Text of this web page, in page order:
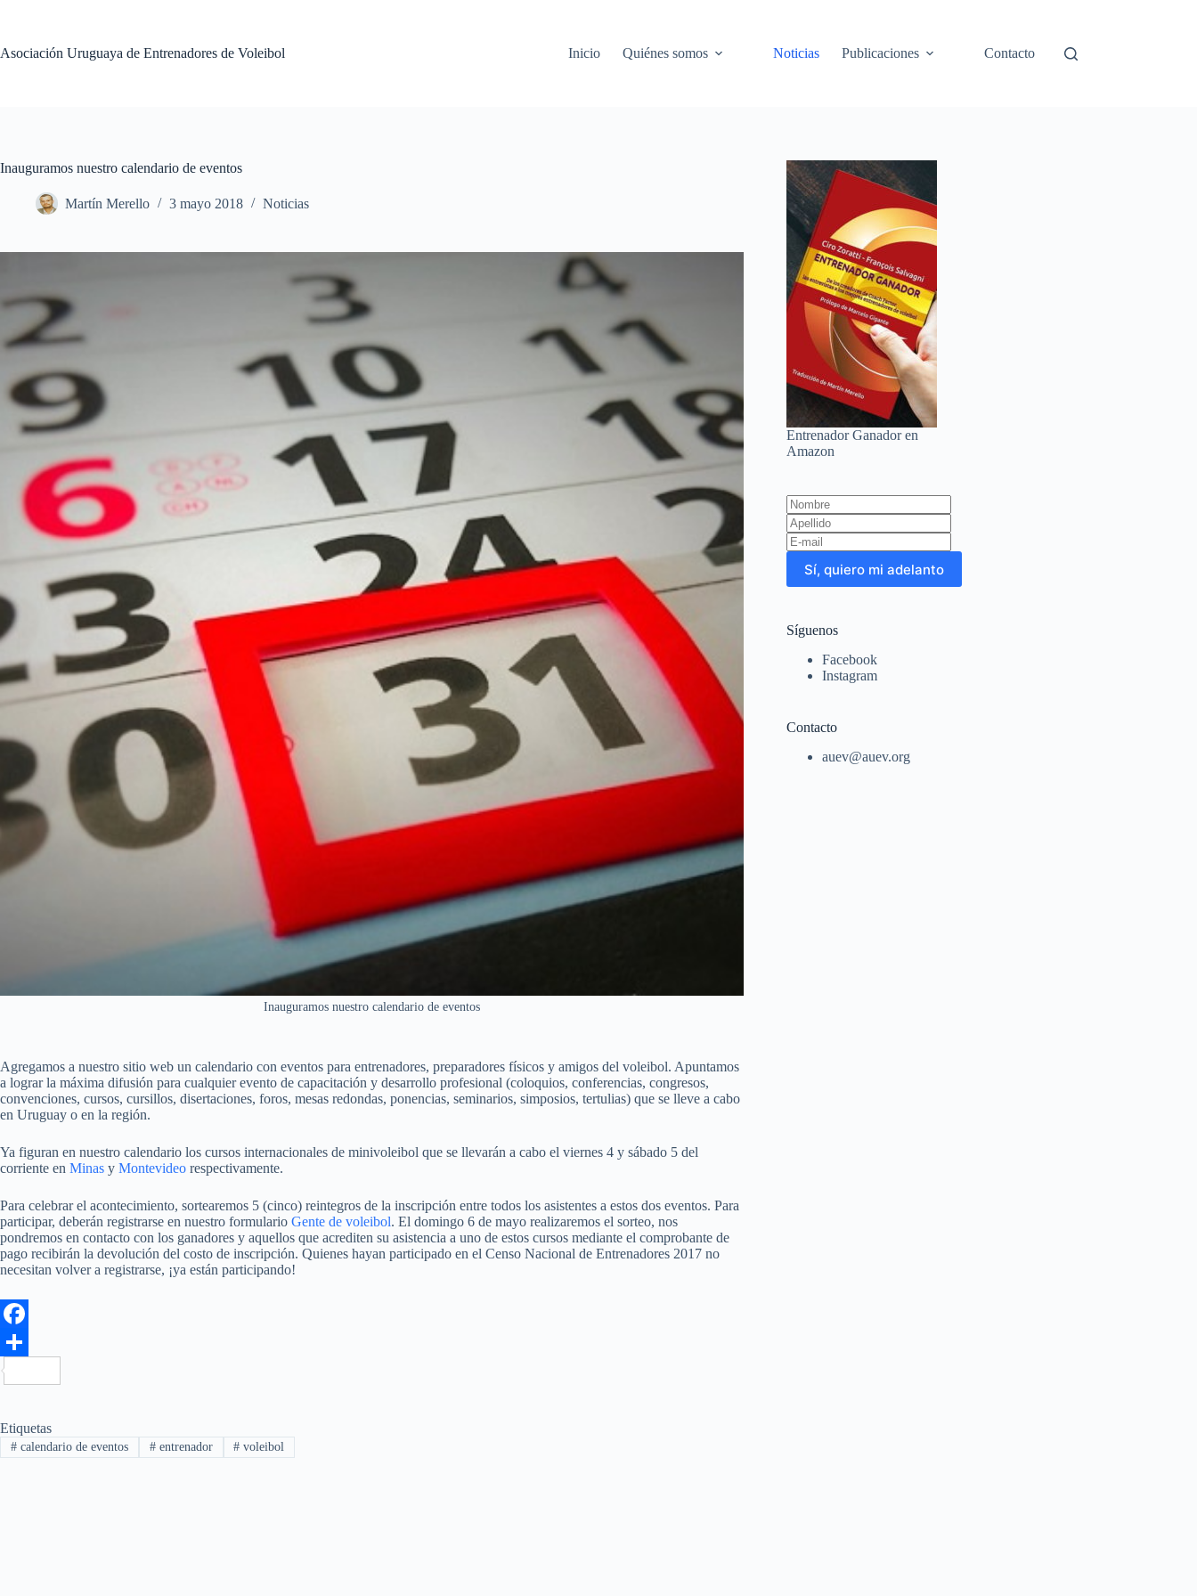
Asociación Uruguaya de Entrenadores de Voleibol
Inicio Quiénes somos Noticias Publicaciones Contacto
Inauguramos nuestro calendario de eventos
Martín Merello 3 mayo 2018 Noticias
Inauguramos nuestro calendario de eventos
Agregamos a nuestro sitio web un calendario con eventos para entrenadores, preparadores físicos y amigos del voleibol. Apuntamos
a lograr la máxima difusión para cualquier evento de capacitación y desarrollo profesional (coloquios, conferencias, congresos,
convenciones, cursos, cursillos, disertaciones, foros, mesas redondas, ponencias, seminarios, simposios, tertulias) que se lleve a cabo
en Uruguay o en la región.
Ya figuran en nuestro calendario los cursos internacionales de minivoleibol que se llevarán a cabo el viernes 4 y sábado 5 del
corriente en Minas y Montevideo respectivamente.
Para celebrar el acontecimiento, sortearemos 5 (cinco) reintegros de la inscripción entre todos los asistentes a estos dos eventos. Para
participar, deberán registrarse en nuestro formulario Gente de voleibol. El domingo 6 de mayo realizaremos el sorteo, nos
pondremos en contacto con los ganadores y aquellos que acrediten su asistencia a uno de estos cursos mediante el comprobante de
pago recibirán la devolución del costo de inscripción. Quienes hayan participado en el Censo Nacional de Entrenadores 2017 no
necesitan volver a registrarse, ¡ya están participando!
F
a
e
b
p
Etiquetas
#calendario de eventos #entrenador # voleibol
Entrenador Ganador en
Amazon
Leave
this
field
blank
Sí, quiero mi adelanto
Síguenos
Facebook
Instagram
Contacto
auev@auev.org